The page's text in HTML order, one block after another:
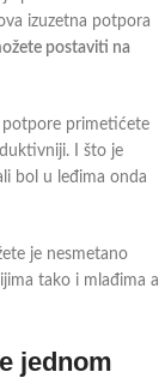
izuzetna potpora
postaviti na
potpore primetićete
I što je
bol u leđima onda
je nesmetano
tako i mlađima a
jednom